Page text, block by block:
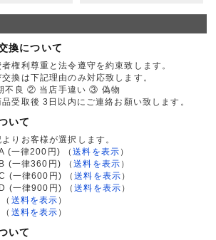
換について
権利尊重と法令遵守を約束致します。
交換は下記理由のみ対応致します。
不良 ② 当店手違い ③ 偽物
品受取後 3日以内にご連絡お願い致します。
いて
りお客様が選択します。
(一律200円)
（送料を表示 ）
(一律360円)
（送料を表示 ）
(一律600円)
（送料を表示 ）
(一律900円)
（送料を表示 ）
（ 送料を表示 ）
（ 送料を表示 ）
いて